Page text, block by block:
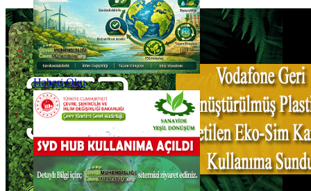
Haberi Oku